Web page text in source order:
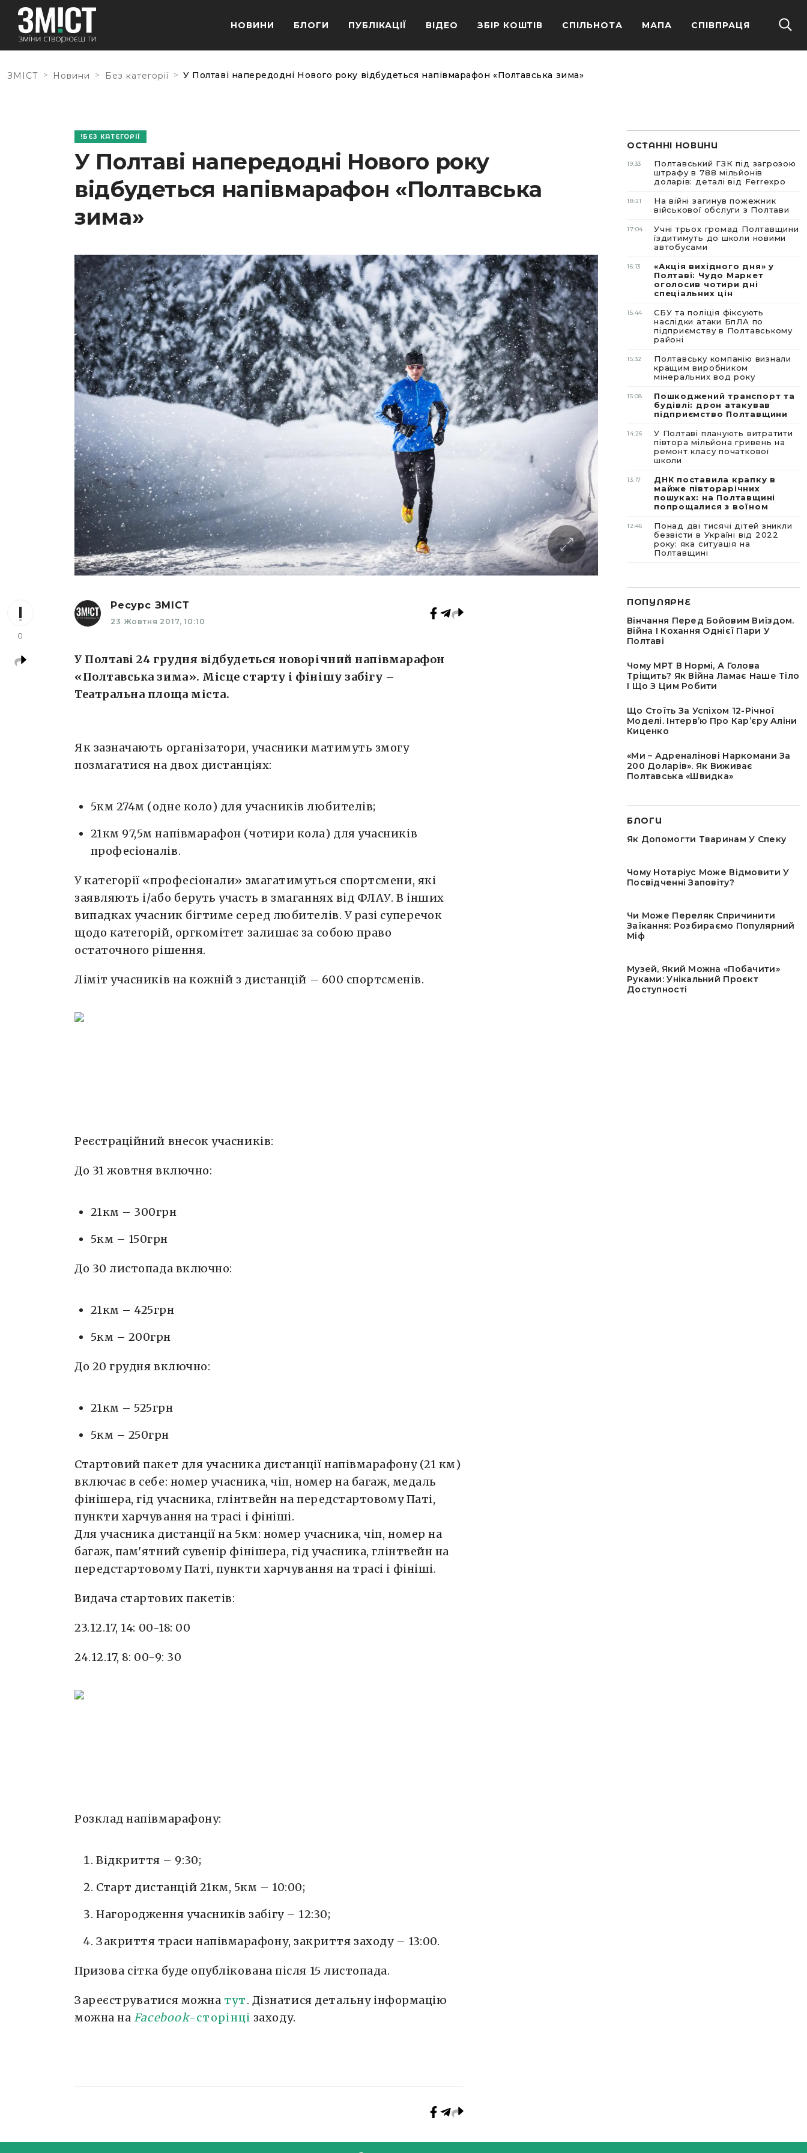
НОВИНИ БЛОГИ ПУБЛІКАЦІЇ ВІДЕО ЗБІР КОШТІВ СПІЛЬНОТА МАПА СПІВПРАЦЯ
ЗМІСТ > Новини > Без категорії > У Полтаві напередодні Нового року відбудеться напівмарафон «Полтавська зима»
БЕЗ КАТЕГОРІЇ
У Полтаві напередодні Нового року
відбудеться напівмарафон «Полтавська
зима»
0
Ресурс ЗМІСТ
23 Жовтня 2017, 10:10
У Полтаві 24 грудня відбудеться новорічний напівмарафон
«Полтавська зима». Місце старту і фінішу забігу –
Театральна площа міста.
Як зазначають організатори, учасники матимуть змогу
позмагатися на двох дистанціях:
5км 274м (одне коло) для учасників любителів;
21км 97,5м напівмарафон (чотири кола) для учасників
професіоналів.
У категорії «професіонали» змагатимуться спортсмени, які
заявляють і/або беруть участь в змаганнях від ФЛАУ. В інших
випадках учасник бігтиме серед любителів. У разі суперечок
щодо категорій, оргкомітет залишає за собою право
остаточного рішення.
Ліміт учасників на кожній з дистанцій – 600 спортсменів.
Реєстраційний внесок учасників:
До 31 жовтня включно:
21км – 300грн
5км – 150грн
До 30 листопада включно:
21км – 425грн
5км – 200грн
До 20 грудня включно:
21км – 525грн
5км – 250грн
Стартовий пакет для учасника дистанції напівмарафону (21 км)
включає в себе: номер учасника, чіп, номер на багаж, медаль
фінішера, гід учасника, глінтвейн на передстартовому Паті,
пункти харчування на трасі і фініші.
Для учасника дистанції на 5км: номер учасника, чіп, номер на
багаж, пам'ятний сувенір фінішера, гід учасника, глінтвейн на
передстартовому Паті, пункти харчування на трасі і фініші.
Видача стартових пакетів:
23.12.17, 14: 00-18: 00
24.12.17, 8: 00-9: 30
Розклад напівмарафону:
Відкриття – 9:30;
Старт дистанцій 21км, 5км – 10:00;
Нагородження учасників забігу – 12:30;
Закриття траси напівмарафону, закриття заходу – 13:00.
Призова сітка буде опублікована після 15 листопада.
Зареєструватися можна тут. Дізнатися детальну інформацію
можна на Facebook-сторінці заходу.
ОСТАННІ НОВИНИ
19:33
Полтавський ГЗК під загрозою
штрафу в 788 мільйонів
доларів: деталі від Ferrexpo
18:21
На війні загинув пожежник
військової обслуги з Полтави
17:04
Учні трьох громад Полтавщини
їздитимуть до школи новими
автобусами
16:13
«Акція вихідного дня» у
Полтаві: Чудо Маркет
оголосив чотири дні
спеціальних цін
15:44
СБУ та поліція фіксують
наслідки атаки БпЛА по
підприємству в Полтавському
районі
15:32
Полтавську компанію визнали
кращим виробником
мінеральних вод року
15:08
Пошкоджений транспорт та
будівлі: дрон атакував
підприємство Полтавщини
14:26
У Полтаві планують витратити
півтора мільйона гривень на
ремонт класу початкової
школи
13:17
ДНК поставила крапку в
майже півторарічних
пошуках: на Полтавщині
попрощалися з воїном
12:46
Понад дві тисячі дітей зникли
безвісти в Україні від 2022
року: яка ситуація на
Полтавщині
ПОПУЛЯРНЕ
Вінчання Перед Бойовим Виїздом.
Війна І Кохання Однієї Пари У
Полтаві
Чому МРТ В Нормі, А Голова
Тріщить? Як Війна Ламає Наше Тіло
І Що З Цим Робити
Що Стоїть За Успіхом 12-Річної
Моделі. Інтервʼю Про Карʼєру Аліни
Киценко
«Ми – Адреналінові Наркомани За
200 Доларів». Як Виживає
Полтавська «швидка»
БЛОГИ
Як Допомогти Тваринам У Спеку
Чому Нотаріус Може Відмовити У
Посвідченні Заповіту?
Чи Може Переляк Спричинити
Заїкання: Розбираємо Популярний
Міф
Музей, Який Можна «побачити»
Руками: Унікальний Проєкт
Доступності